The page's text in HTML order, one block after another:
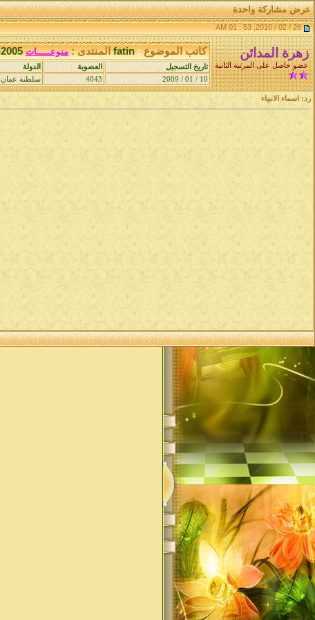
عرض مشاركة واحدة
26 / 02 / 2010, 53 : 01 AM
زهرة المدائن
عضو حاصل على المرتبة الثانية
كاتب الموضوع:
fatin المنتدى : منوعـــــات2005-2010
تاريخ التسجيل العضوية الدولة
10 / 01 / 2009
4043 سلطنة عمان
رد: اسماء الانبياء